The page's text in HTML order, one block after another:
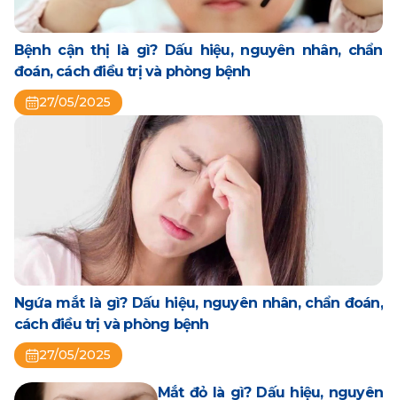
Bệnh cận thị là gì? Dấu hiệu, nguyên nhân, chẩn
đoán, cách điều trị và phòng bệnh
27/05/2025
Ngứa mắt là gì? Dấu hiệu, nguyên nhân, chẩn đoán,
cách điều trị và phòng bệnh
27/05/2025
Mắt đỏ là gì? Dấu hiệu, nguyên